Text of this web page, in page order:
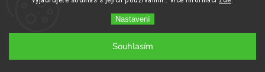
Nastavení
Souhlasím